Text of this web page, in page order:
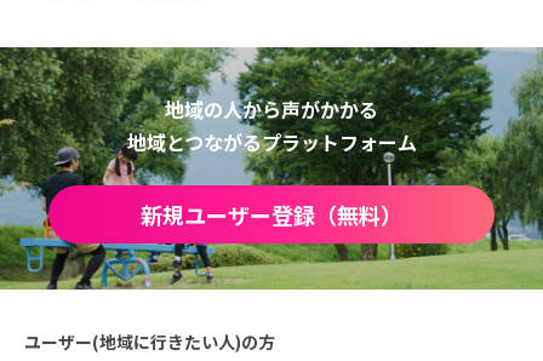
地域の人から声がかかる
地域とつながるプラットフォーム
新規ユーザー登録（無料）
ユーザー(地域に行きたい人)の方